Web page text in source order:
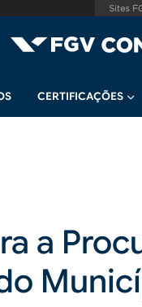
CERTIFICAÇÕES
a